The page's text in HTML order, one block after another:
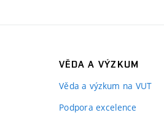
VĚDA A VÝZKUM
Věda a výzkum na VUT
Podpora excelence